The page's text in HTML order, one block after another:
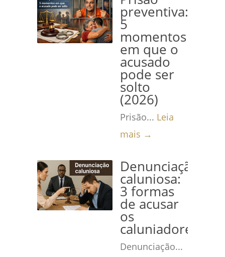
preventiva:
5
momentos
em que o
acusado
pode ser
solto
(2026)
Prisão... Leia
mais →
Denunciação
caluniosa:
3 formas
de acusar
os
caluniadores
Denunciação...